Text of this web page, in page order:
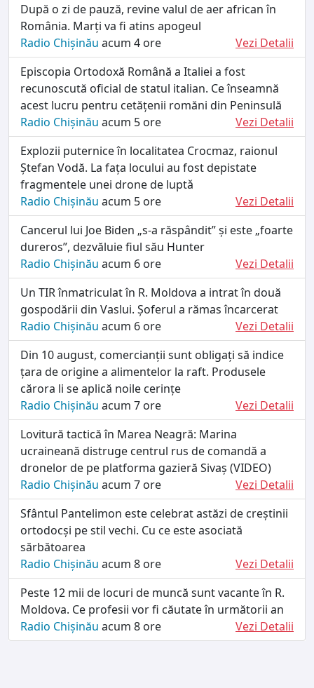
După o zi de pauză, revine valul de aer african în
România. Marți va fi atins apogeul
Radio Chișinău acum 4 ore
Vezi Detalii
Episcopia Ortodoxă Română a Italiei a fost
recunoscută oficial de statul italian. Ce înseamnă
acest lucru pentru cetățenii romăni din Peninsulă
Radio Chișinău acum 5 ore
Vezi Detalii
Explozii puternice în localitatea Crocmaz, raionul
Ștefan Vodă. La fața locului au fost depistate
fragmentele unei drone de luptǎ
Radio Chișinău acum 5 ore
Vezi Detalii
Cancerul lui Joe Biden „s-a răspândit” și este „foarte
dureros”, dezvăluie fiul său Hunter
Radio Chișinău acum 6 ore
Vezi Detalii
Un TIR înmatriculat în R. Moldova a intrat în două
gospodării din Vaslui. Șoferul a rămas încarcerat
Radio Chișinău acum 6 ore
Vezi Detalii
Din 10 august, comercianții sunt obligați să indice
țara de origine a alimentelor la raft. Produsele
cărora li se aplică noile cerințe
Radio Chișinău acum 7 ore
Vezi Detalii
Lovitură tactică în Marea Neagră: Marina
ucraineană distruge centrul rus de comandă a
dronelor de pe platforma gazieră Sivaș (VIDEO)
Radio Chișinău acum 7 ore
Vezi Detalii
Sfântul Pantelimon este celebrat astăzi de creștinii
ortodocși pe stil vechi. Cu ce este asociată
sărbătoarea
Radio Chișinău acum 8 ore
Vezi Detalii
Peste 12 mii de locuri de muncă sunt vacante în R.
Moldova. Ce profesii vor fi căutate în următorii an
Radio Chișinău acum 8 ore Vezi Detalii